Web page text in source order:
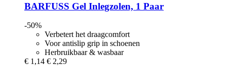
BARFUSS Gel Inlegzolen, 1 Paar
-50%
Verbetert het draagcomfort
Voor antislip grip in schoenen
Herbruikbaar & wasbaar
€ 1,14 € 2,29